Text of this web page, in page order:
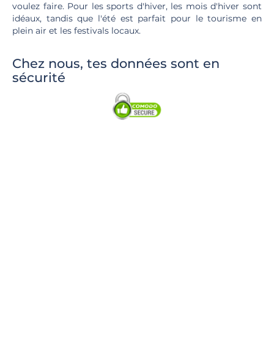
voulez faire. Pour les sports d'hiver, les mois d'hiver sont
idéaux, tandis que l'été est parfait pour le tourisme en
plein air et les festivals locaux.
Chez nous, tes données sont en
sécurité